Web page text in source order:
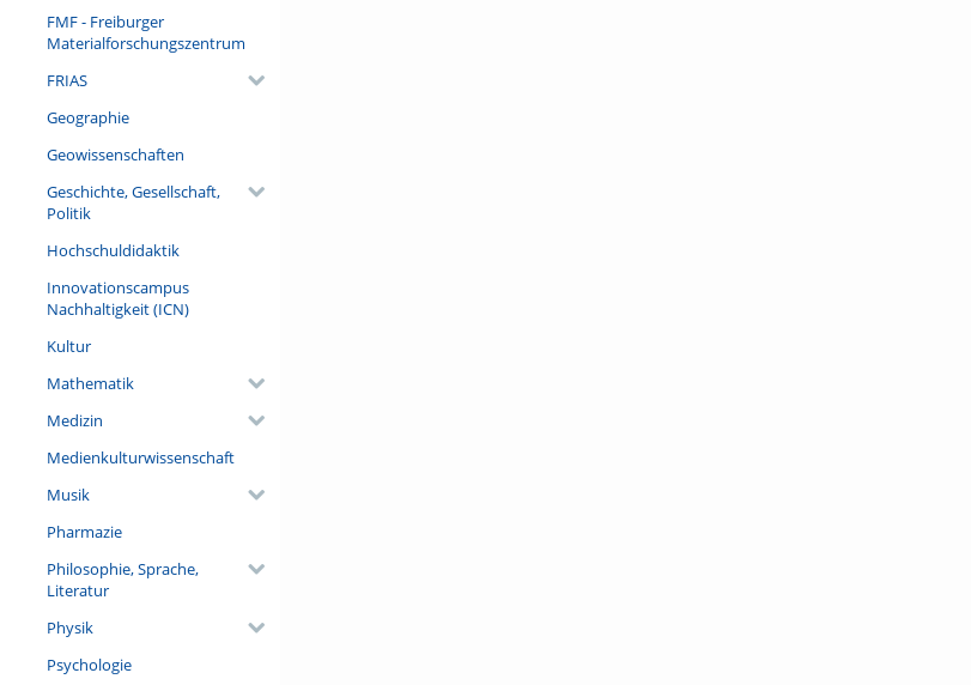
FMF - Freiburger
Materialforschungszentrum
FRIAS
Geographie
Geowissenschaften
Geschichte, Gesellschaft,
Politik
Hochschuldidaktik
Innovationscampus
Nachhaltigkeit (ICN)
Kultur
Mathematik
Medizin
Medienkulturwissenschaft
Musik
Pharmazie
Philosophie, Sprache,
Literatur
Physik
Psychologie